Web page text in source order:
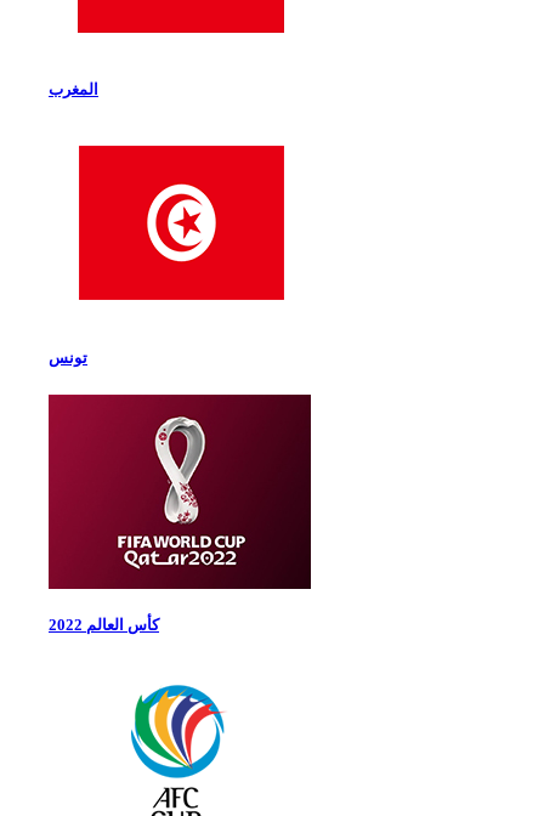
المغرب
تونس
كأس العالم 2022